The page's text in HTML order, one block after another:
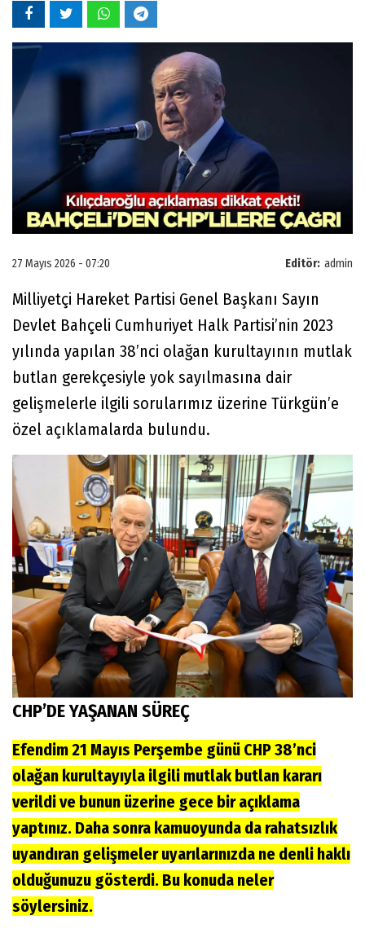
Editör: admin
27 Mayıs 2026 - 07:20
Milliyetçi Hareket Partisi Genel Başkanı Sayın
Devlet Bahçeli Cumhuriyet Halk Partisi’nin 2023
yılında yapılan 38’nci olağan kurultayının mutlak
butlan gerekçesiyle yok sayılmasına dair
gelişmelerle ilgili sorularımız üzerine Türkgün’e
özel açıklamalarda bulundu.
CHP’DE YAŞANAN SÜREÇ
Efendim 21 Mayıs Perşembe günü CHP 38’nci
olağan kurultayıyla ilgili mutlak butlan kararı
verildi ve bunun üzerine gece bir açıklama
yaptınız. Daha sonra kamuoyunda da rahatsızlık
uyandıran gelişmeler uyarılarınızda ne denli haklı
olduğunuzu gösterdi. Bu konuda neler
söylersiniz.